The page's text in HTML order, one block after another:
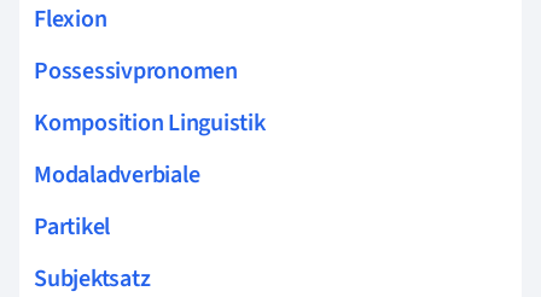
Flexion
Possessivpronomen
Komposition Linguistik
Modaladverbiale
Partikel
Subjektsatz